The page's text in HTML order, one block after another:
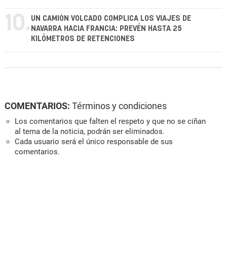
10. UN CAMIÓN VOLCADO COMPLICA LOS VIAJES DE
NAVARRA HACIA FRANCIA: PREVÉN HASTA 25
KILÓMETROS DE RETENCIONES
COMENTARIOS: Términos y condiciones
Los comentarios que falten el respeto y que no se ciñan
al tema de la noticia, podrán ser eliminados.
Cada usuario será el único responsable de sus
comentarios.